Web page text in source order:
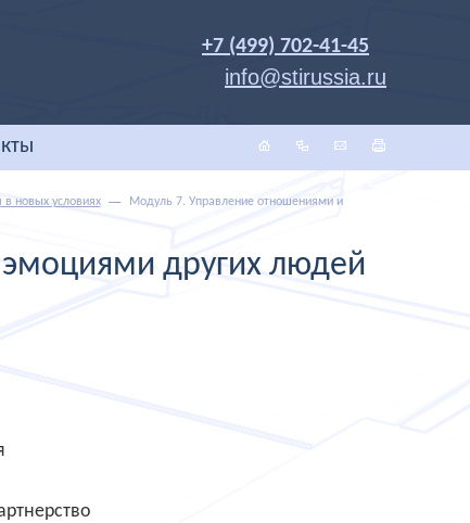
+7 (499) 702-41-45
info@stirussia.ru
новых условиях
Модуль 7. Управление отношениями и
других людей